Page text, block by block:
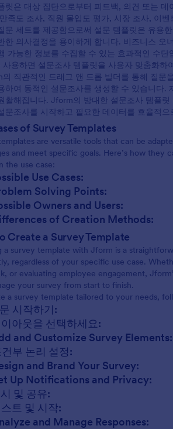
릿은 대상 집단으로부터 피드백, 의견 또는
족도 조사, 직원 몰입도 평가, 시장 조사, 이
문 세트를 제공함으로써 설문 템플릿은 유용
한 의사결정을 용이하게 합니다. 비즈니스
가능한 정보를 수집할 수 있는 효과적인 수단
용하면 설문조사 템플릿을 사용자 맞춤화
의 직관적인 드래그 앤 드롭 빌더를 통해 질문
하여 동적인 설문조사를 생성할 수 있습니다
활해집니다. Jform의 방대한 설문조사 템플
문조사를 시작하고 필요한 데이터를 효율적
of Survey Templates
are versatile tools that can be
and meet specific goals. Here’s how
the use case:
Use Cases:
Customer Satisfaction Surveys:
Employee Engagement Surveys:
Market Research Surveys:
Event Feedback Surveys:
Academic or Educational Surveys:
Healthcare Surveys:
Solving Points:
Owners and Users:
of Creation Methods:
Content and Fields:
Customization:
Create a Survey Template
a survey template with Jform is a
regardless of your specific use case.
or evaluating employee engagement,
your survey from start to finish.
a survey template tailored to your needs,
시작하기:
아웃을 선택하세요:
and Customize Survey Elements:
부 논리 설정:
and Brand Your Survey:
Up Notifications and Privacy:
및 공유:
트 및 시작:
and Manage Responses: